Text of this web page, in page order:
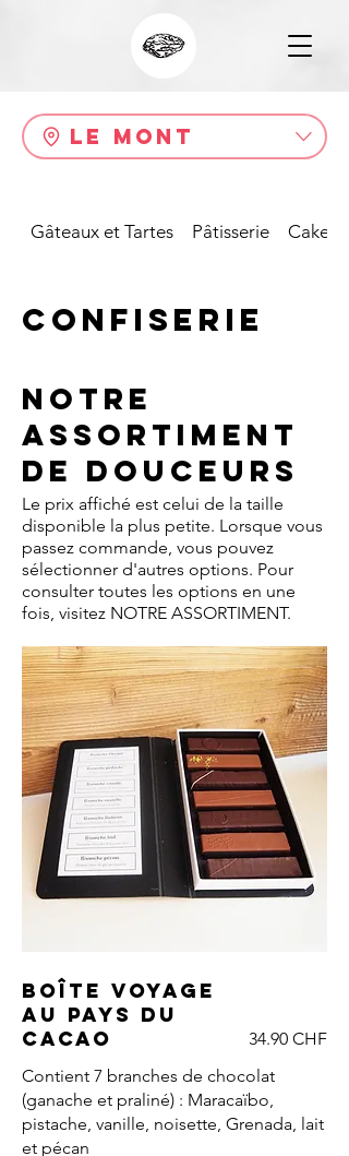
Le Mont
Gâteaux et Tartes Pâtisserie Cakes
Confiserie
Notre
assortiment
de douceurs
Le prix affiché est celui de la taille
disponible la plus petite. Lorsque vous
passez commande, vous pouvez
sélectionner d'autres options. Pour
consulter toutes les options en une
fois, visitez NOTRE ASSORTIMENT.
Boîte Voyage
au pays du
cacao
Contient 7 branches de chocolat
(ganache et praliné) : Maracaïbo,
pistache, vanille, noisette, Grenada, lait
et pécan
34.90 CHF